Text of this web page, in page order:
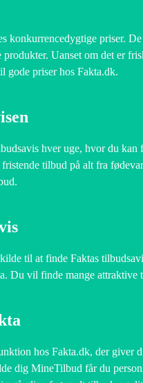
konkurrencedygtige priser.
produkter. Uanset om det er
gode priser hos Fakta.dk.
hver uge, hvor du
tilbud på alt fra
til at finde Faktas
Du vil finde mange attraktive
hos Fakta.dk, der giver
dig MineTilbud får du